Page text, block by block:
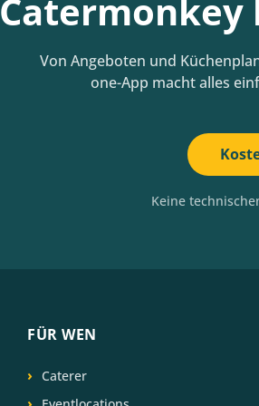
Catermonkey
Von Angeboten und
one-App macht alles
Keine
FÜR WEN
Caterer